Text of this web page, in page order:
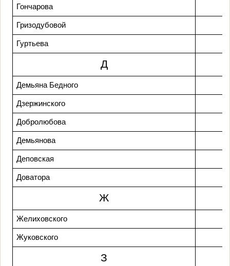
Гончарова
Гризодубовой
Гуртьева
Д
Демьяна Бедного
Дзержинского
Добролюбова
Демьянова
Деповская
Доватора
Ж
Желиховского
Жуковского
З